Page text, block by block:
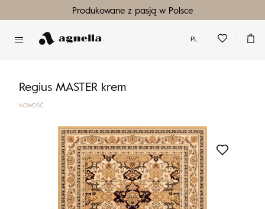
Produkowane z pasją w Polsce
PL
Regius MASTER krem
NOWOŚĆ